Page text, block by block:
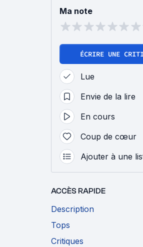
Ma note
ÉCRIRE UNE
Lue
Envie de la lire
En cours
Coup de cœur
Ajouter à une
ACCÈS RAPIDE
Description
Tops
Critiques